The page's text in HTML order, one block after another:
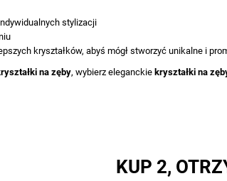
stylizacji
kryształków, abyś mógł stworzyć unikalne i
na zęby, wybierz eleganckie kryształki na
KUP 2,